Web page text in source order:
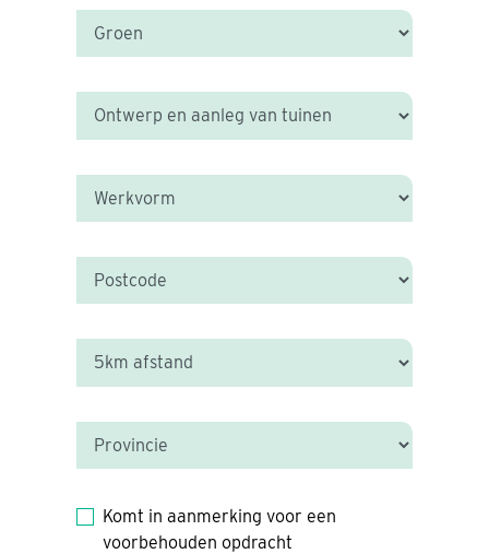
Komt in aanmerking voor een
voorbehouden opdracht